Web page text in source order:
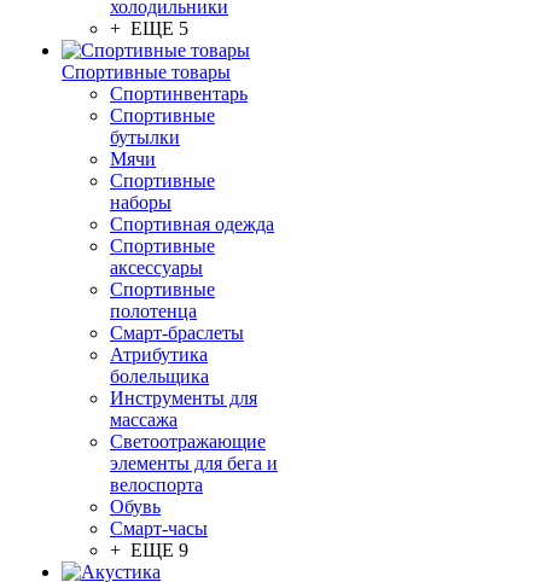
холодильники
+ ЕЩЕ 5
Спортивные товары
Спортинвентарь
Спортивные
бутылки
Мячи
Спортивные
наборы
Спортивная одежда
Спортивные
аксессуары
Спортивные
полотенца
Смарт-браслеты
Атрибутика
болельщика
Инструменты для
массажа
Светоотражающие
элементы для бега и
велоспорта
Обувь
Смарт-часы
+ ЕЩЕ 9